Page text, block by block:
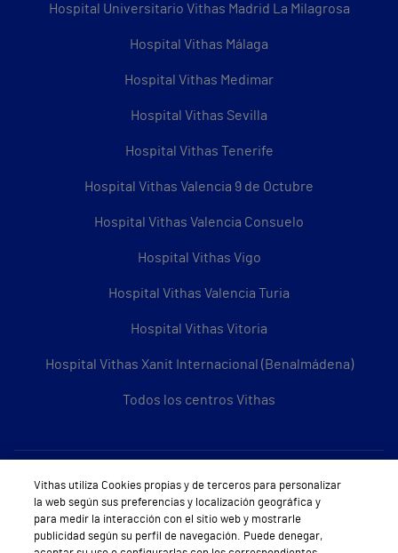
Hospital Universitario Vithas Madrid La Milagrosa
Hospital Vithas Málaga
Hospital Vithas Medimar
Hospital Vithas Sevilla
Hospital Vithas Tenerife
Hospital Vithas Valencia 9 de Octubre
Hospital Vithas Valencia Consuelo
Hospital Vithas Vigo
Hospital Vithas Valencia Turia
Hospital Vithas Vitoria
Hospital Vithas Xanit Internacional (Benalmádena)
Todos los centros Vithas
Sobre Vithas
Quiénes somos
Trabajar en Vithas
Vithas utiliza Cookies propias y de terceros para personalizar
la web según sus preferencias y localización geográfica y
para medir la interacción con el sitio web y mostrarle
publicidad según su perfil de navegación. Puede denegar,